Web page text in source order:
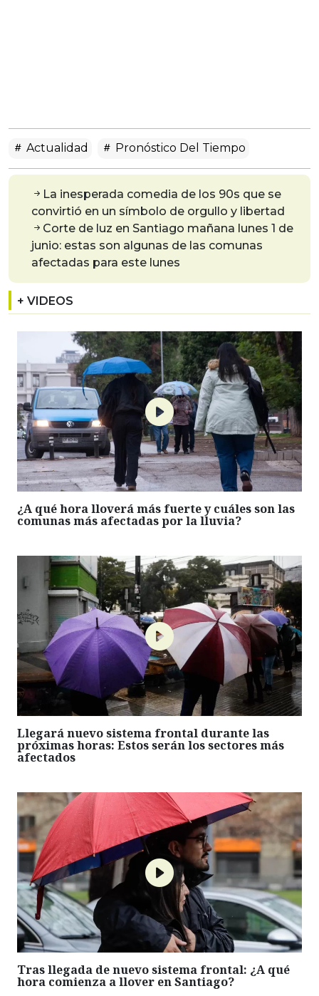
Actualidad Pronóstico Del Tiempo
La inesperada comedia de los 90s que se
convirtió en un símbolo de orgullo y libertad
Corte de luz en Santiago mañana lunes 1 de
junio: estas son algunas de las comunas
afectadas para este lunes
+ VIDEOS
¿A qué hora lloverá más fuerte y cuáles son las
comunas más afectadas por la lluvia?
Llegará nuevo sistema frontal durante las
próximas horas: Estos serán los sectores más
afectados
Tras llegada de nuevo sistema frontal: ¿A qué
hora comienza a llover en Santiago?